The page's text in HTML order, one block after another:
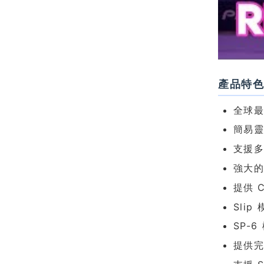
產品特色
全球
簡易
支援
強大
提供
Slip
SP-6
提供